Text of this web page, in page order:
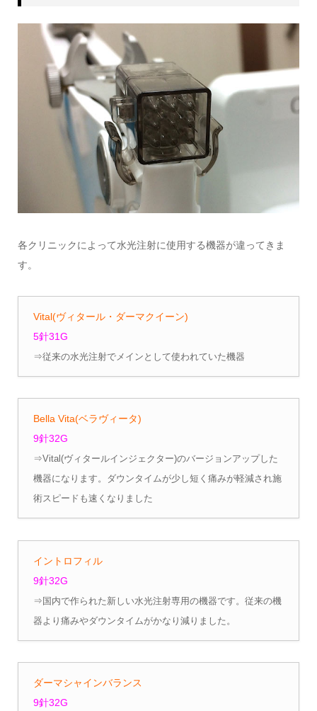
各クリニックによって水光注射に使用する機器が違ってきま
す。
Vital(ヴィタール・ダーマクイーン)
5針31G
⇒従来の水光注射でメインとして使われていた機器
Bella Vita(ベラヴィータ)
9針32G
⇒Vital(ヴィタールインジェクター)のバージョンアップした
機器になります。ダウンタイムが少し短く痛みが軽減され施
術スピードも速くなりました
イントロフィル
9針32G
⇒国内で作られた新しい水光注射専用の機器です。従来の機
器より痛みやダウンタイムがかなり減りました。
ダーマシャインバランス
9針32G